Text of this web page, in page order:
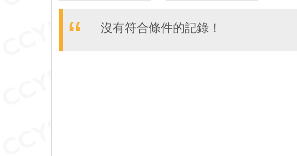
沒有符合條件的記錄！